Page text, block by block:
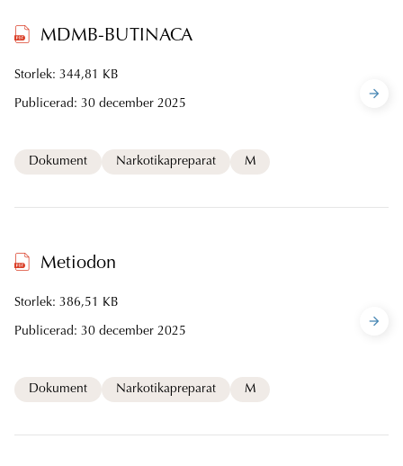
MDMB-BUTINACA
Storlek: 344,81 KB
Publicerad: 30 december 2025
Dokument Narkotikapreparat M
Metiodon
Storlek: 386,51 KB
Publicerad: 30 december 2025
Dokument Narkotikapreparat M